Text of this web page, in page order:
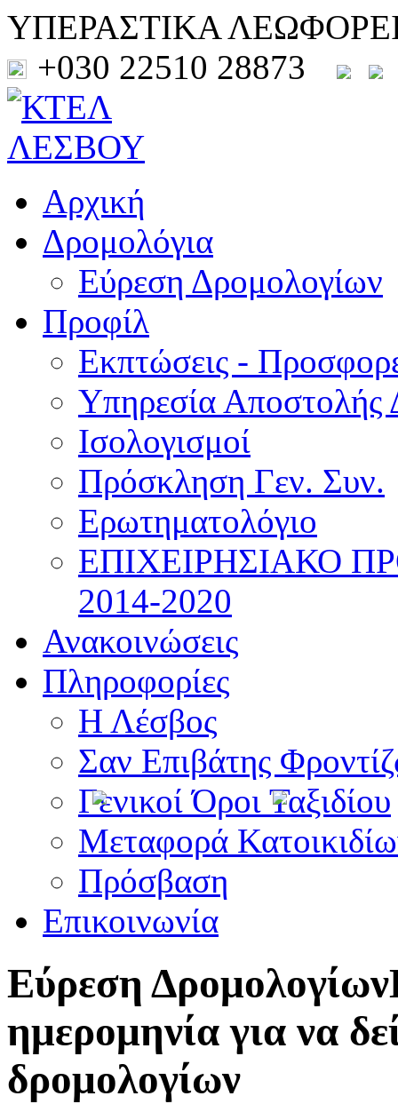
ΥΠΕΡΑΣΤΙΚΑ
+030 22510 28873
Αρχική
Δρομολόγια
Εύρεση Δρομολογίων
Προφίλ
Εκπτώσεις -
Υπηρεσία Αποστολής
Ισολογισμοί
Πρόσκληση Γεν. Συν.
Ερωτηματολόγιο
ΕΠΙΧΕΙΡΗΣΙΑΚΟ
2014-2020
Ανακοινώσεις
Πληροφορίες
Η Λέσβος
Σαν Επιβάτης
Γενικοί Όροι Ταξιδίου
Μεταφορά
Πρόσβαση
Επικοινωνία
Εύρεση Δρομολογίων
ημερομηνία για να
δρομολογίων